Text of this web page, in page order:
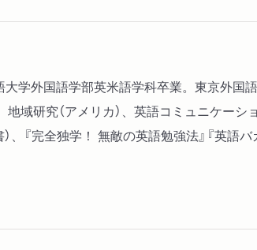
学外国語学部英米語学科卒業。東京外
域研究（アメリカ）、英語コミュニケー
）、『完全独学！ 無敵の英語勉強法』『英